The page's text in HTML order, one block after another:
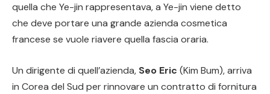
quella che Ye-jin rappresentava, a Ye-jin viene detto
che deve portare una grande azienda cosmetica
francese se vuole riavere quella fascia oraria.
Un dirigente di quell’azienda, Seo Eric (Kim Bum), arriva
in Corea del Sud per rinnovare un contratto di fornitura